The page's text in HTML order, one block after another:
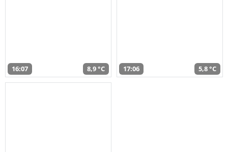
16:07 8,9 °C 17:06 5,8 °C